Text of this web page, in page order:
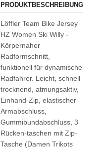
PRODUKTBESCHREIBUNG
Löffler Team Bike Jersey
HZ Women Ski Willy -
Körpernaher
Radformschnitt,
funktionell für dynamische
Radfahrer. Leicht, schnell
trocknend, atmungsaktiv,
Einhand-Zip, elastischer
Armabschluss,
Gummibundabschluss, 3
Rücken-taschen mit Zip-
Tasche (Damen Trikots